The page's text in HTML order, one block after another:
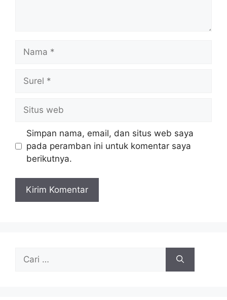
web
Simpan nama, email, dan situs web saya
pada peramban ini untuk komentar saya
berikutnya.
Cari